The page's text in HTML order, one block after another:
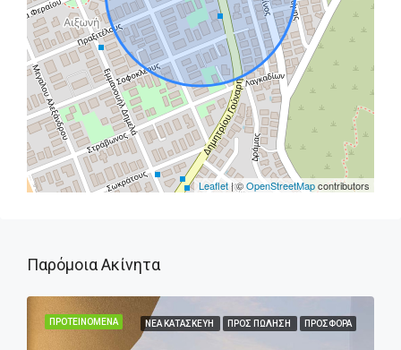
Leaflet| ©OpenStreetMapcontributors
Παρόμοια Ακίνητα
ΠΡΟΤΕΙΝΌΜΕΝΑ ΝΈΑ ΚΑΤΑΣΚΕΥΉ ΠΡΟΣ ΠΏΛΗΣΗ ΠΡΟΣΦΟΡΆ